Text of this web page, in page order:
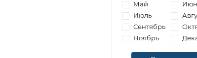
Май
Июль
Сентябрь
Ноябрь